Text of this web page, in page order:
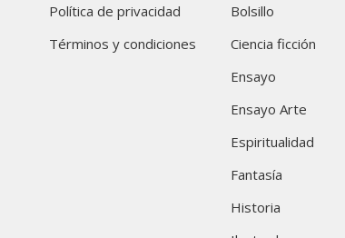
Política de privacidad
Términos y condiciones
Bolsillo
Ciencia ficción
Ensayo
Ensayo Arte
Espiritualidad
Fantasía
Historia